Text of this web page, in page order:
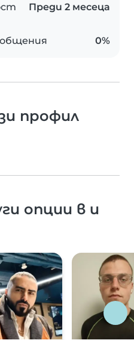
Преди 2 месеца
0%
профил
опции в и